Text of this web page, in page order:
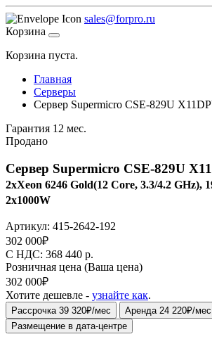
sales@forpro.ru
Корзина
Корзина пуста.
Главная
Серверы
Сервер Supermicro CSE-829U
Гарантия 12 мес.
Продано
Сервер Supermicro CSE-829U
2xXeon 6246 Gold(12 Core, 3.3/4.2 GHz),
2x1000W
Артикул: 415-2642-192
302 000₽
C НДС: 368 440 р.
Розничная цена (Ваша цена)
302 000₽
Хотите дешевле - узнайте как.
Рассрочка 39 320₽/мес
Аренда 24 220₽/мес
Размещение в дата-центре